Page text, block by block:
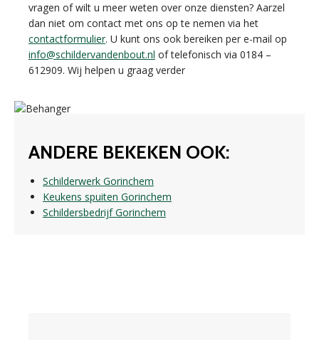
vragen of wilt u meer weten over onze diensten? Aarzel
dan niet om contact met ons op te nemen via het
contactformulier. U kunt ons ook bereiken per e-mail op
info@schildervandenbout.nl of telefonisch via 0184 –
612909. Wij helpen u graag verder
ANDERE BEKEKEN OOK:
Schilderwerk Gorinchem
Keukens spuiten Gorinchem
Schildersbedrijf Gorinchem